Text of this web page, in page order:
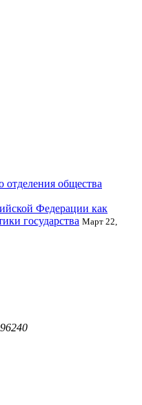
отделения общества
Федерации как
государства Март 22,